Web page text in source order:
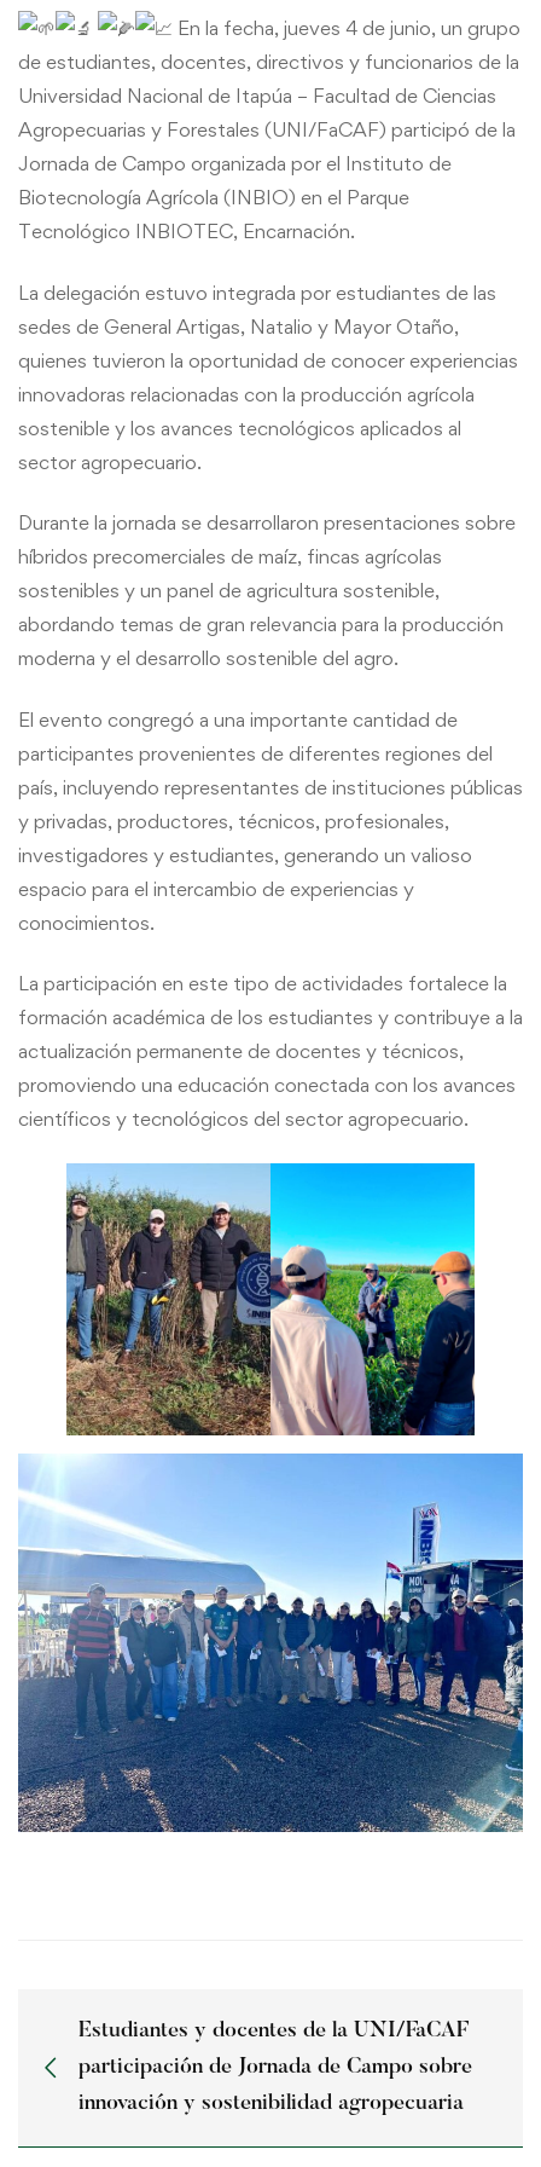
innovación
tecnológica
En la fecha, jueves 4 de junio, un grupo
de estudiantes, docentes, directivos y funcionarios de la
Universidad Nacional de Itapúa – Facultad de Ciencias
Agropecuarias y Forestales (UNI/FaCAF) participó de la
Jornada de Campo organizada por el Instituto de
Biotecnología Agrícola (INBIO) en el Parque
Tecnológico INBIOTEC, Encarnación.
La delegación estuvo integrada por estudiantes de las
sedes de General Artigas, Natalio y Mayor Otaño,
quienes tuvieron la oportunidad de conocer experiencias
innovadoras relacionadas con la producción agrícola
sostenible y los avances tecnológicos aplicados al
sector agropecuario.
Durante la jornada se desarrollaron presentaciones sobre
híbridos precomerciales de maíz, fincas agrícolas
sostenibles y un panel de agricultura sostenible,
abordando temas de gran relevancia para la producción
moderna y el desarrollo sostenible del agro.
El evento congregó a una importante cantidad de
participantes provenientes de diferentes regiones del
país, incluyendo representantes de instituciones públicas
y privadas, productores, técnicos, profesionales,
investigadores y estudiantes, generando un valioso
espacio para el intercambio de experiencias y
conocimientos.
La participación en este tipo de actividades fortalece la
formación académica de los estudiantes y contribuye a la
actualización permanente de docentes y técnicos,
promoviendo una educación conectada con los avances
científicos y tecnológicos del sector agropecuario.
Estudiantes y docentes de la UNI/FaCAF
participación de Jornada de Campo sobre
innovación y sostenibilidad agropecuaria